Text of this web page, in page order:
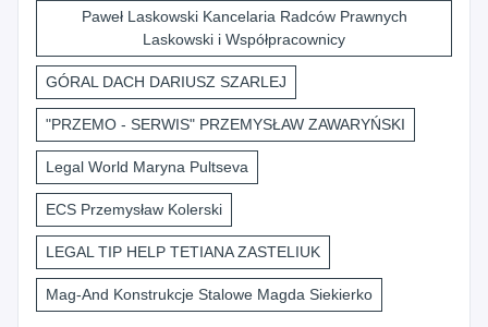
Paweł Laskowski Kancelaria Radców Prawnych
Laskowski i Współpracownicy
GÓRAL DACH DARIUSZ SZARLEJ
"PRZEMO - SERWIS" PRZEMYSŁAW ZAWARYŃSKI
Legal World Maryna Pultseva
ECS Przemysław Kolerski
LEGAL TIP HELP TETIANA ZASTELIUK
Mag-And Konstrukcje Stalowe Magda Siekierko